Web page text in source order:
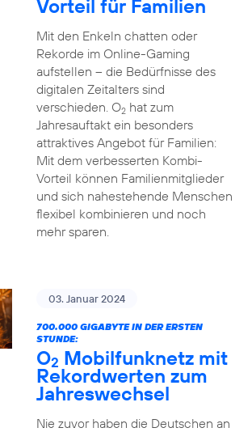
Vorteil für Familien
Mit den Enkeln chatten oder
Rekorde im Online-Gaming
aufstellen – die Bedürfnisse des
digitalen Zeitalters sind
verschieden. O2hat zum
Jahresauftakt ein besonders
attraktives Angebot für Familien:
Mit dem verbesserten Kombi-
Vorteil können Familienmitglieder
und sich nahestehende Menschen
flexibel kombinieren und noch
mehr sparen.
03. Januar 2024
700.000 GIGABYTE IN DER ERSTEN
STUNDE:
O2 Mobilfunknetz mit
Rekordwerten zum
Jahreswechsel
Nie zuvor haben die Deutschen an